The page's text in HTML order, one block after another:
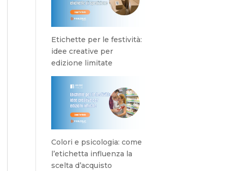
Etichette per le festività:
idee creative per
edizione limitate
Colori e psicologia: come
l’etichetta influenza la
scelta d’acquisto